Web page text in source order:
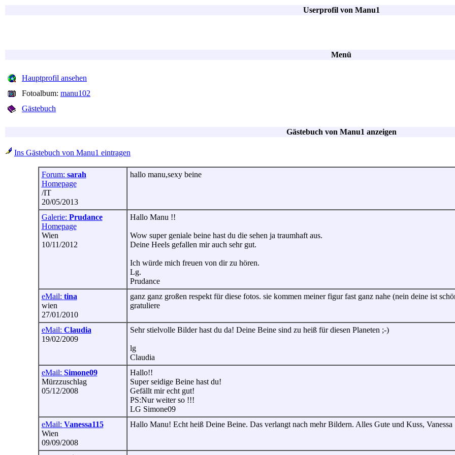
Userprofil von Manu1
Menü
Hauptprofil ansehen
Fotoalbum: manu102
Gästebuch
Gästebuch von Manu1 anzeigen
Ins Gästebuch von Manu1 eintragen
Forum: sarah
Homepage
/IT
20/05/2013
hallo manu,sexy beine
Galerie: Prudance
Homepage
Wien
10/11/2012
Hallo Manu !!
Wow super geniale beine hast du die sehen ja traumhaft aus.
Deine Heels gefallen mir auch sehr gut.
Ich würde mich freuen von dir zu hören.
Lg.
Prudance
eMail: tina
wien
27/01/2010
ganz ganz großen respekt für diese fotos. sie kommen meiner figur fast ganz nahe (nein deine ist
gratuliere
eMail: Claudia
19/02/2009
Sehr stielvolle Bilder hast du da! Deine Beine sind zu heiß für diesen Planeten ;-)
lg
Claudia
eMail: Simone09
Mürzzuschlag
05/12/2008
Hallo!!
Super seidige Beine hast du!
Gefällt mir echt gut!
PS:Nur weiter so !!!
LG Simone09
eMail: Vanessa115
Wien
09/09/2008
Hallo Manu! Echt heiß Deine Beine. Das verlangt nach mehr Bildern. Alles Gute und Kuss, Vanessa